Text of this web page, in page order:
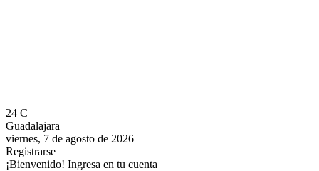
24 C
Guadalajara
viernes, 7 de agosto de 2026
Registrarse
¡Bienvenido! Ingresa en tu cuenta